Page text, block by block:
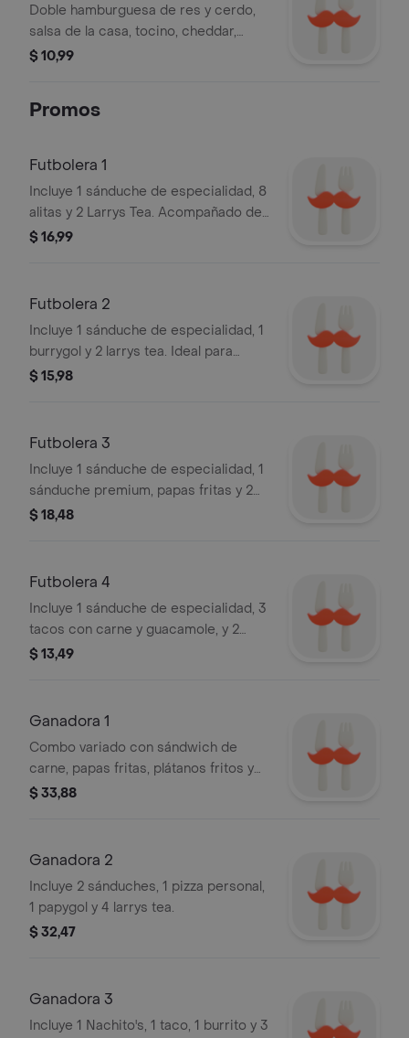
Doble hamburguesa de res y cerdo,
salsa de la casa, tocino, cheddar,
cebolla caramelizada, lechuga y
$ 10,99
Promos
Futbolera 1
Incluye 1 sánduche de especialidad, 8
alitas y 2 Larrys Tea. Acompañado de
papas fritas.
$ 16,99
Futbolera 2
Incluye 1 sánduche de especialidad, 1
burrygol y 2 larrys tea. Ideal para
compartir.
$ 15,98
Futbolera 3
Incluye 1 sánduche de especialidad, 1
sánduche premium, papas fritas y 2
Larrys Tea.
$ 18,48
Futbolera 4
Incluye 1 sánduche de especialidad, 3
tacos con carne y guacamole, y 2
Larrys Tea.
$ 13,49
Ganadora 1
Combo variado con sándwich de
carne, papas fritas, plátanos fritos y
bebidas.
$ 33,88
Ganadora 2
Incluye 2 sánduches, 1 pizza personal,
1 papygol y 4 larrys tea.
$ 32,47
Ganadora 3
Incluye 1 Nachito's, 1 taco, 1 burrito y 3